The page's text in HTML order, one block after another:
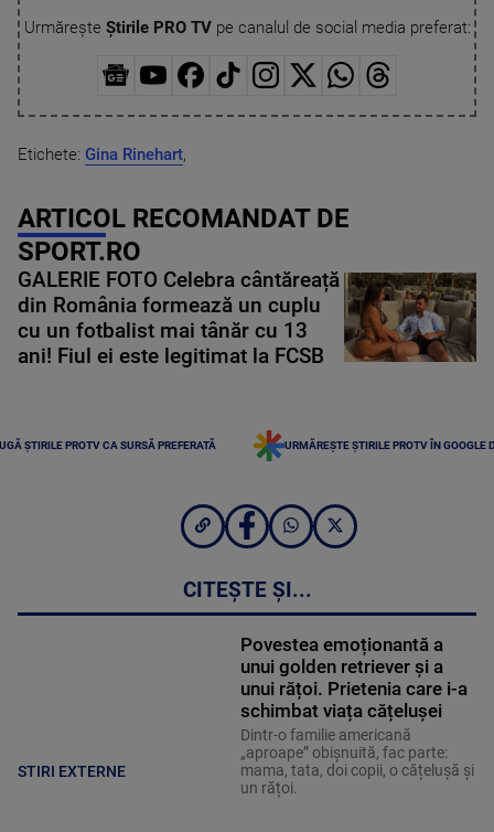
Urmărește Știrile PRO TVpe canalul de social media preferat:
Etichete: Gina Rinehart,
ARTICOL RECOMANDAT DE
SPORT.RO
GALERIE FOTO Celebra cântăreață
din România formează un cuplu
cu un fotbalist mai tânăr cu 13
ani! Fiul ei este legitimat la FCSB
ȘTIRILE PROTV CA SURSĂ PREFERATĂ URMĂREȘTE ȘTIRILE PROTV ÎN GOOGLE
CITEȘTE ȘI...
STIRI EXTERNE
Povestea emoționantă a
unui golden retriever și a
unui rățoi. Prietenia care i-a
schimbat viața cățelușei
Dintr-o familie americană
„aproape” obișnuită, fac parte:
mama, tata, doi copii, o cățelușă și
un rățoi.